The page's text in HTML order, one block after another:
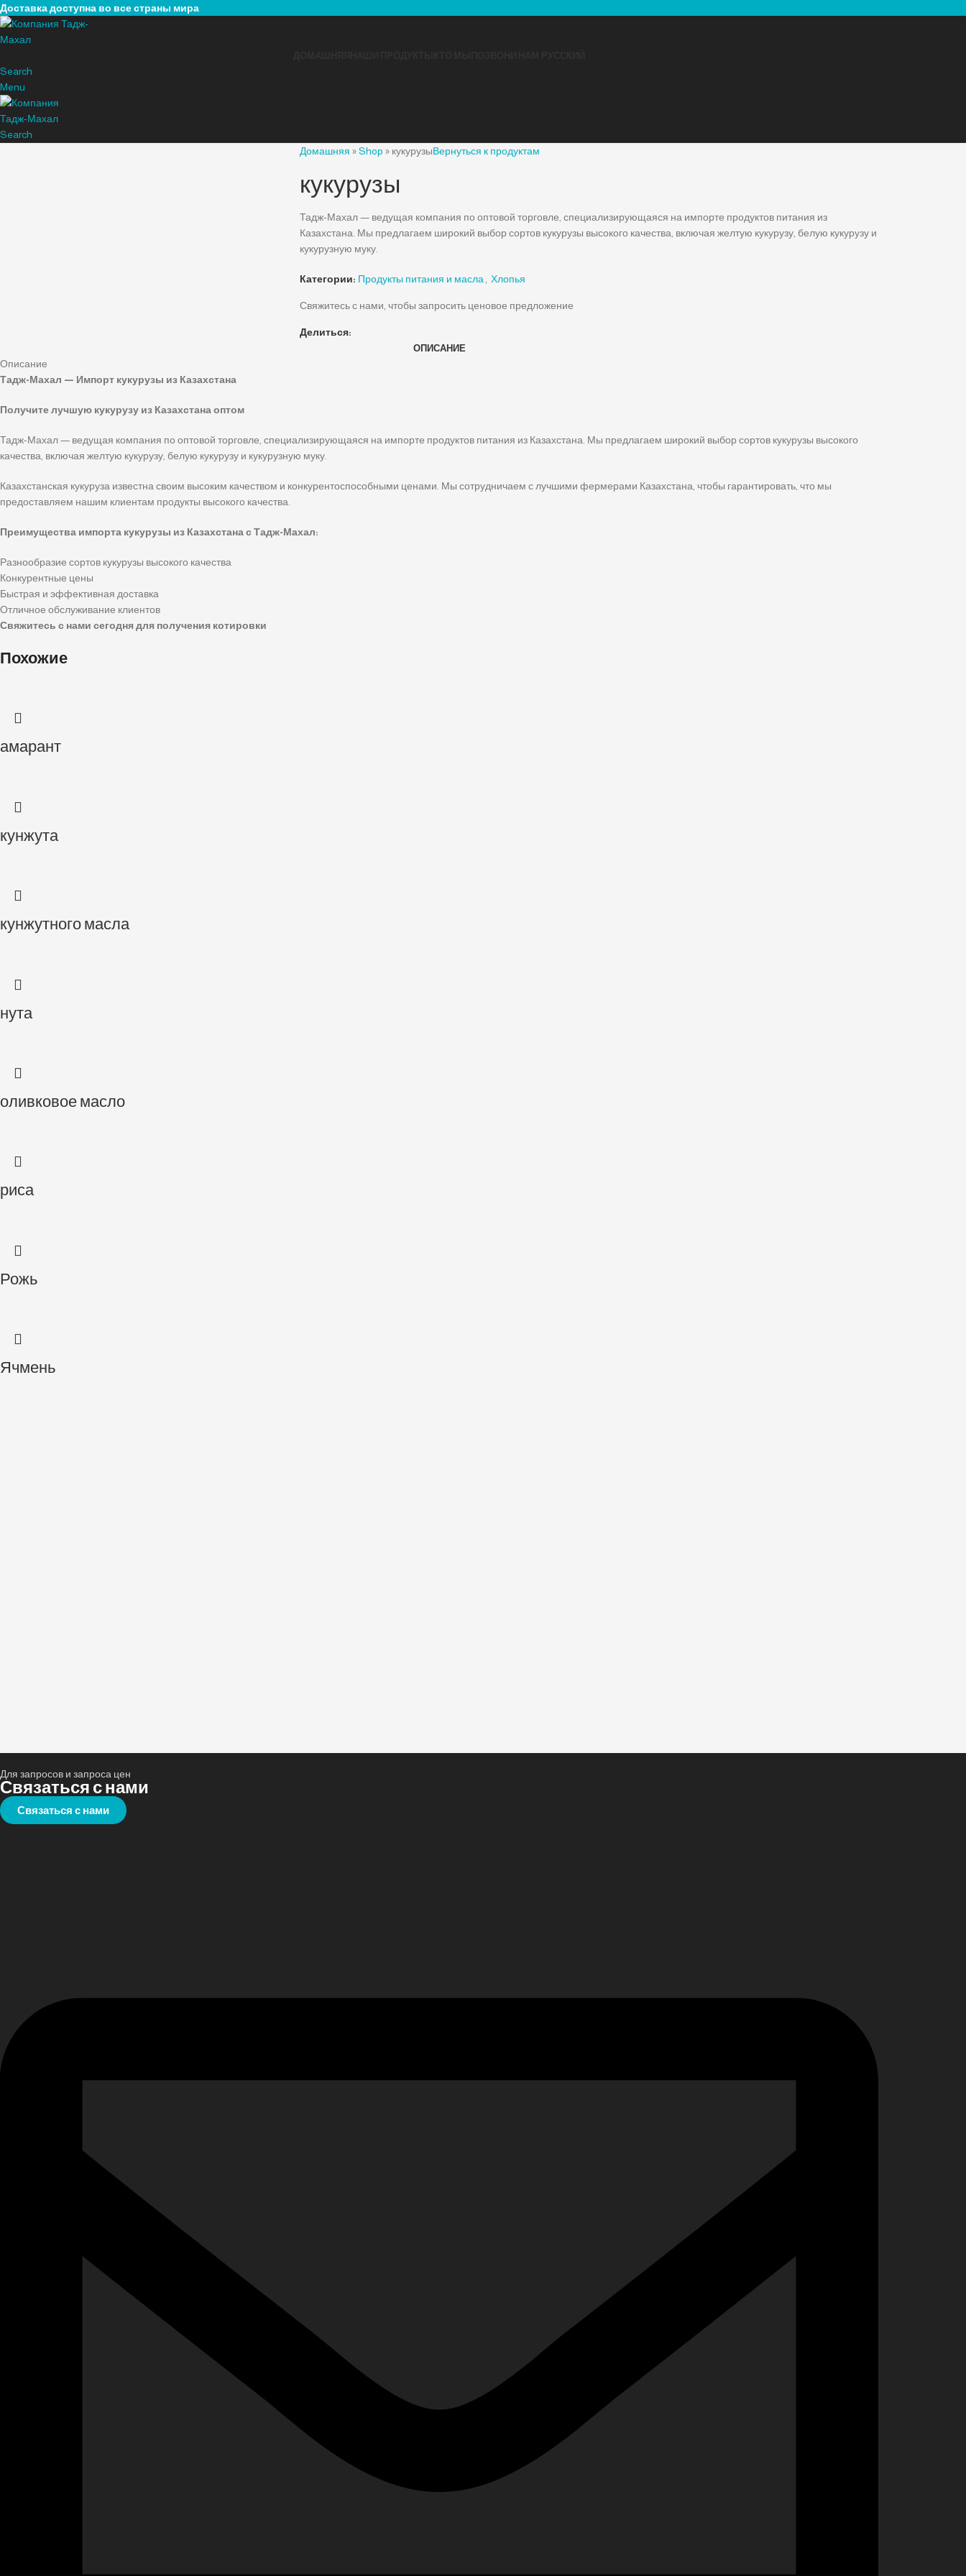
Доставка доступна во все страны мира
Search
Menu
Search
Домашняя »Shop » кукурузыВернуться к продуктам
кукурузы
Тадж-Махал — ведущая компания по оптовой торговле, специализирующаяся на импорте продуктов питания из
Казахстана. Мы предлагаем широкий выбор сортов кукурузы высокого качества, включая желтую кукурузу, белую кукурузу и
кукурузную муку.
Категории: Продукты питания и масла Хлопья
Свяжитесь с нами, чтобы запросить ценовое предложение
Делиться:
ОПИСАНИЕ
Описание
Тадж-Махал — Импорт кукурузы из Казахстана
Получите лучшую кукурузу из Казахстана оптом
Тадж-Махал — ведущая компания по оптовой торговле, специализирующаяся на импорте продуктов питания из Казахстана. Мы предлагаем широкий выбор сортов кукурузы высокого
качества, включая желтую кукурузу, белую кукурузу и кукурузную муку.
Казахстанская кукуруза известна своим высоким качеством и конкурентоспособными ценами. Мы сотрудничаем с лучшими фермерами Казахстана, чтобы гарантировать, что мы
предоставляем нашим клиентам продукты высокого качества.
Преимущества импорта кукурузы из Казахстана с Тадж-Махал:
Разнообразие сортов кукурузы высокого качества
Конкурентные цены
Быстрая и эффективная доставка
Отличное обслуживание клиентов
Свяжитесь с нами сегодня для получения котировки
Похожие
амарант
кунжута
кунжутного масла
нута
оливковое масло
риса
Рожь
Ячмень
Для запросов и запроса цен
Связаться с нами
Связаться с нами